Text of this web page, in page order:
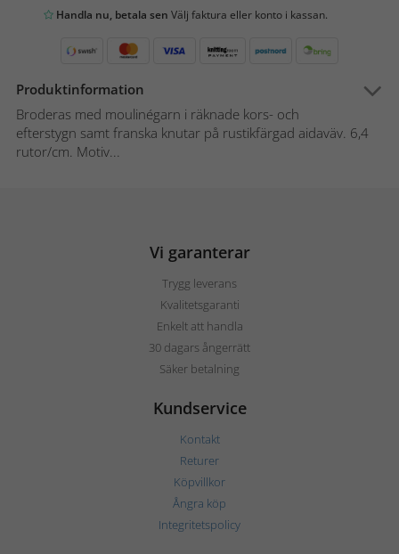
Handla nu, betala sen Välj faktura eller konto i kassan.
Produktinformation
Broderas med moulinégarn i räknade kors- och
efterstygn samt franska knutar på rustikfärgad aidaväv. 6,4
rutor/cm. Motiv...
Vi garanterar
Trygg leverans
Kvalitetsgaranti
Enkelt att handla
30 dagars ångerrätt
Säker betalning
Kundservice
Kontakt
Returer
Köpvillkor
Ångra köp
Integritetspolicy